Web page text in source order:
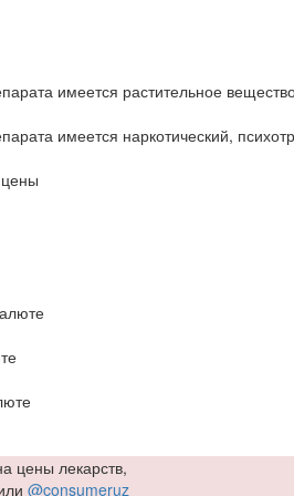
имеется растительное
имеется наркотический,
цены лекарств,
@consumeruz